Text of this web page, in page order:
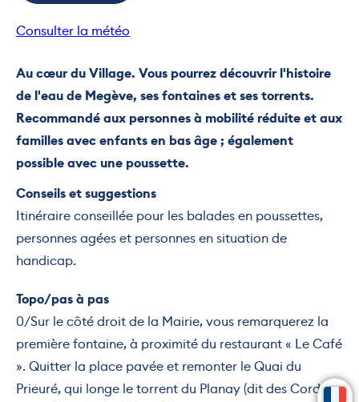
Au cœur du Village. Vous pourrez découvrir l'histoire
de l'eau de Megève, ses fontaines et ses torrents.
Recommandé aux personnes à mobilité réduite et aux
familles avec enfants en bas âge ; également
possible avec une poussette.
Conseils et suggestions
Itinéraire conseillée pour les balades en poussettes,
personnes agées et personnes en situation de
handicap.
Topo/pas à pas
0/Sur le côté droit de la Mairie, vous remarquerez la
première fontaine, à proximité du restaurant « Le Café
». Quitter la place pavée et remonter le Quai du
Prieuré, qui longe le torrent du Planay (dit des Cordes),
Consulter la météo